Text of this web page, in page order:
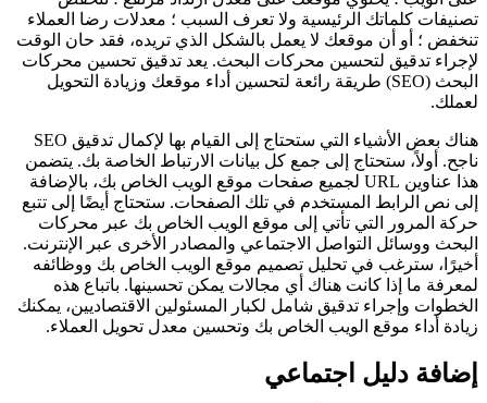
تصنيفات كلماتك الرئيسية ولا تعرف السبب ؛ معدلات رضا العملاء
تنخفض ؛ أو أن موقعك لا يعمل بالشكل الذي تريده، فقد حان الوقت
لإجراء تدقيق لتحسين محركات البحث. يعد تدقيق تحسين محركات
البحث (SEO) طريقة رائعة لتحسين أداء موقعك وزيادة التحويل
لعملك.
هناك بعض الأشياء التي ستحتاج إلى القيام بها لإكمال تدقيق SEO
ناجح. أولاً، ستحتاج إلى جمع كل بيانات الارتباط الخاصة بك. يتضمن
هذا عناوين URL لجميع صفحات موقع الويب الخاص بك، بالإضافة
إلى نص الرابط المستخدم في تلك الصفحات. ستحتاج أيضًا إلى تتبع
حركة المرور التي تأتي إلى موقع الويب الخاص بك عبر محركات
البحث ووسائل التواصل الاجتماعي والمصادر الأخرى عبر الإنترنت.
أخيرًا، سترغب في تحليل تصميم موقع الويب الخاص بك ووظائفه
لمعرفة ما إذا كانت هناك أي مجالات يمكن تحسينها. باتباع هذه
الخطوات وإجراء تدقيق شامل لكبار المسئولين الاقتصاديين، يمكنك
زيادة أداء موقع الويب الخاص بك وتحسين معدل تحويل العملاء.
إضافة دليل اجتماعي